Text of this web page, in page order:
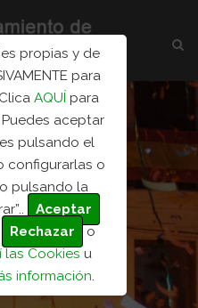
propias y de
para
AQUÍ para
aceptar
pulsando el
configurarlas o
pulsando la
Aceptar
Rechazar
o
las Cookies u
información.